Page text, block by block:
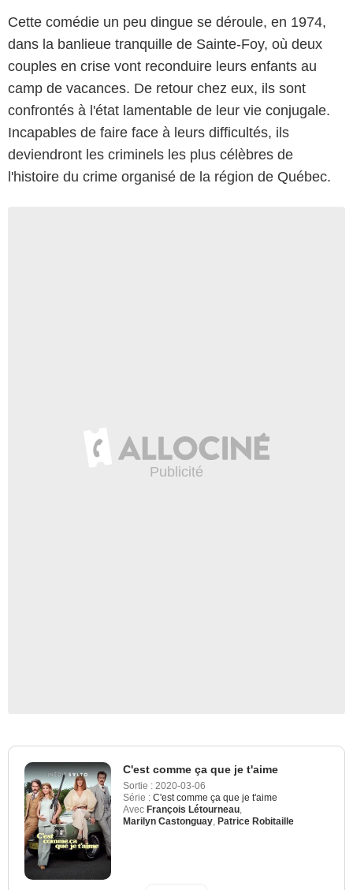
Cette comédie un peu dingue se déroule, en 1974,
dans la banlieue tranquille de Sainte-Foy, où deux
couples en crise vont reconduire leurs enfants au
camp de vacances. De retour chez eux, ils sont
confrontés à l'état lamentable de leur vie conjugale.
Incapables de faire face à leurs difficultés, ils
deviendront les criminels les plus célèbres de
l'histoire du crime organisé de la région de Québec.
C'est comme ça que je t'aime
Sortie : 2020-03-06
Série : C'est comme ça que je t'aime
Avec François Létourneau
Marilyn Castonguay Patrice Robitaille